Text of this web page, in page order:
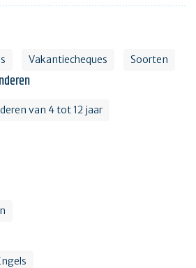
Vakantiecheques Soorten
van 4 tot 12 jaar